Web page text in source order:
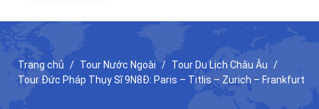
Trang chủ Tour Nước Ngoài
Tour Du Lịch Châu Âu
Tour Đức Pháp Thụy Sĩ 9N8Đ: Paris – Titlis – Zurich – Frankfurt